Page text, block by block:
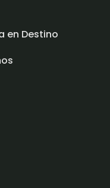
en Destino